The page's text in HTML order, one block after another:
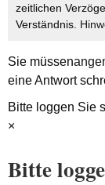
zeitlichen
Verständnis.
Sie müssen
eine Antwort
Bitte loggen Sie
×
Bitte